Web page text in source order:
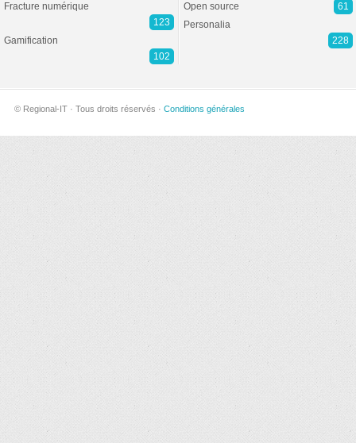
Fracture numérique
123
Gamification
102
Open source
61
Personalia
228
© Regional-IT · Tous droits réservés · Conditions générales